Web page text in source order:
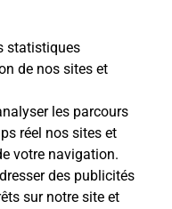
statistiques
de nos sites et
les parcours
réel nos sites et
votre navigation.
des publicités
sur notre site et